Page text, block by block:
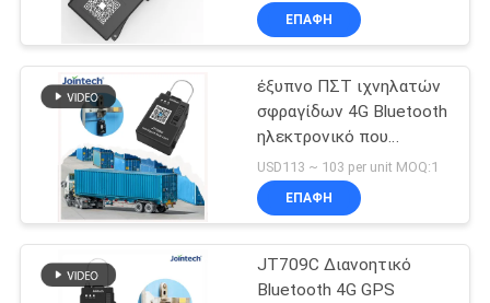
κλειδαριά σφραγίδων
ΠΣΤ ηλεκτρονική
ΕΠΑΦΉ
έξυπνο ΠΣΤ ιχνηλατών
σφραγίδων 4G Bluetooth
ηλεκτρονικό που
ακολουθεί Jointech
JT709C
USD113 ~ 103 per unit MOQ:1
ΕΠΑΦΉ
JT709C Διανοητικό
Bluetooth 4G GPS